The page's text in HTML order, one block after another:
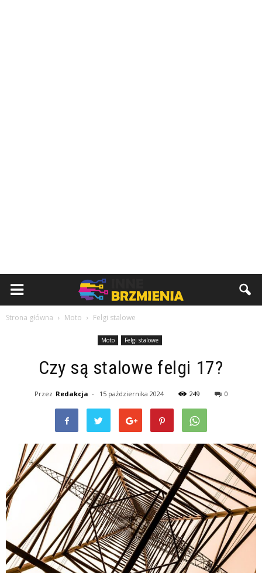
Strona główna Moto Felgi stalowe
Moto Felgi stalowe
Czy są stalowe felgi 17?
Przez Redakcja - 15 października 2024 249 0